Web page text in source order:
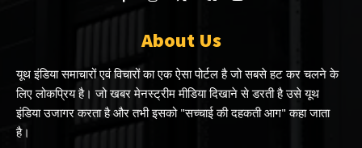
About Us
यूथ इंडिया समाचारों एवं विचारों का एक ऐसा पोर्टल है जो सबसे हट कर चलने के
लिए लोकप्रिय है। जो खबर मेनस्ट्रीम मीडिया दिखाने से डरती है उसे यूथ
इंडिया उजागर करता है और तभी इसको "सच्चाई की दहकती आग" कहा जाता
है।